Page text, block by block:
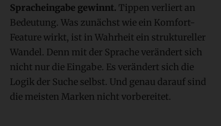
Spracheingabe gewinnt. Tippen verliert an
Bedeutung. Was zunächst wie ein Komfort-
Feature wirkt, ist in Wahrheit ein struktureller
Wandel. Denn mit der Sprache verändert sich
nicht nur die Eingabe. Es verändert sich die
Logik der Suche selbst. Und genau darauf sind
die meisten Marken nicht vorbereitet.